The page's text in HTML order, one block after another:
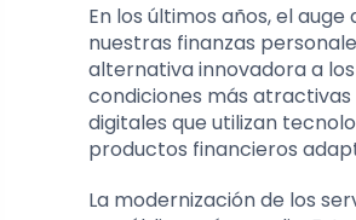
En los últimos años, el
nuestras finanzas
alternativa innovadora a
condiciones más
digitales que utilizan
productos financieros
La modernización de los